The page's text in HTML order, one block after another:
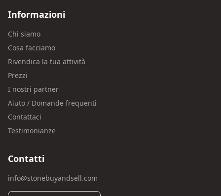
Informazioni
Chi siamo
Cosa facciamo
Rivendica la tua attività
Prezzi
I nostri partner
Aiuto / Domande frequenti
Contattaci
Testimonianze
Contatti
info@stonebuyandsell.com